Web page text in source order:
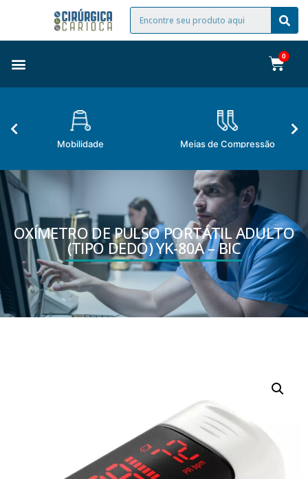
Mobilidade Meias de Compressão
OXÍMETRO DE PULSO PORTÁTIL ADULTO
(TIPO DEDO) YK-80A – BIC